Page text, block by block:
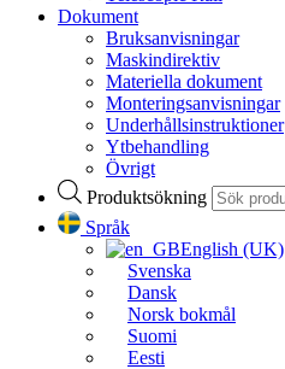
Dokument
Bruksanvisningar
Maskindirektiv
Materiella dokument
Monteringsanvisningar
Underhållsinstruktioner
Ytbehandling
Övrigt
Produktsökning
Språk
English (UK)
Svenska
Dansk
Norsk bokmål
Suomi
Eesti